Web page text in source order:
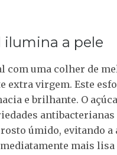
ilumina a pele
com uma colher de
extra virgem. Este
e brilhante. O
úmido, evitando a
mais